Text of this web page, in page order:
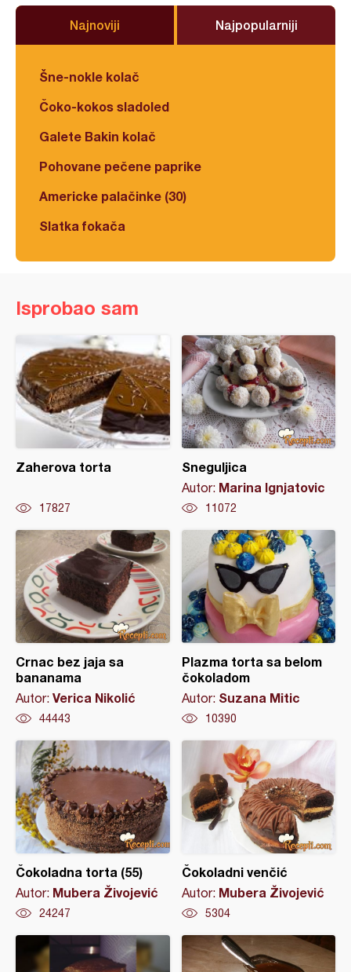
Najnoviji Najpopularniji
Šne-nokle kolač
Čoko-kokos sladoled
Galete Bakin kolač
Pohovane pečene paprike
Americke palačinke (30)
Slatka fokača
Isprobao sam
Zaherova torta
17827
Sneguljica
Autor: Marina Ignjatovic
11072
Crnac bez jaja sa
bananama
Autor: Verica Nikolić
44443
Plazma torta sa belom
čokoladom
Autor: Suzana Mitic
10390
Čokoladna torta (55)
Autor: Mubera Živojević
24247
Čokoladni venčić
Autor: Mubera Živojević
5304